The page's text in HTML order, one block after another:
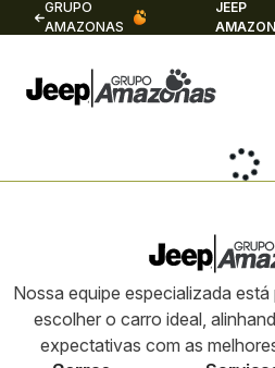
GRUPO
AMAZONAS
JEEP
Nossa equipe especializada
escolher o carro ideal,
expectativas com as